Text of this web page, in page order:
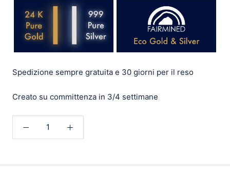
Spedizione sempre gratuita e 30 giorni per il reso
Creato su committenza in 3/4 settimane